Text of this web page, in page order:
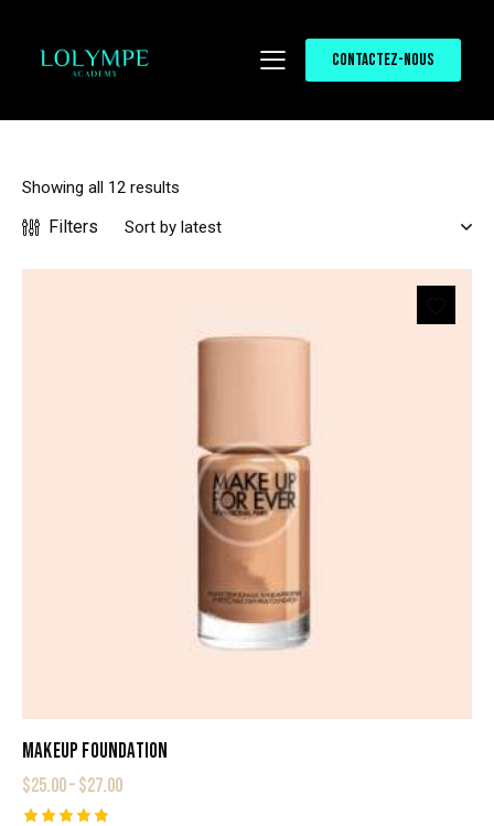
CONTACTEZ-NOUS
Showing all 12 results
Filters
MAKEUP FOUNDATION
$25.00–$27.00